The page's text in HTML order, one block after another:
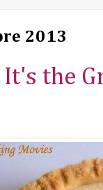
2013
the